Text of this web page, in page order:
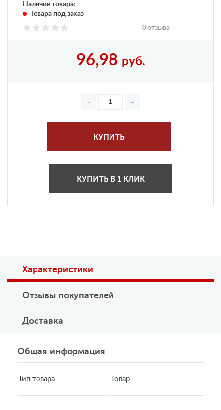
Наличие товара:
Товара под заказ
0 отзыва
96,98 руб.
КУПИТЬ
КУПИТЬ В 1 КЛИК
Характеристики
Отзывы покупателей
Доставка
Общая информация
Тип товара: Товар